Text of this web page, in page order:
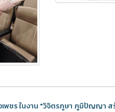
ชร ในงาน "วิจิตรภูษา ภูมิปัญญา ส